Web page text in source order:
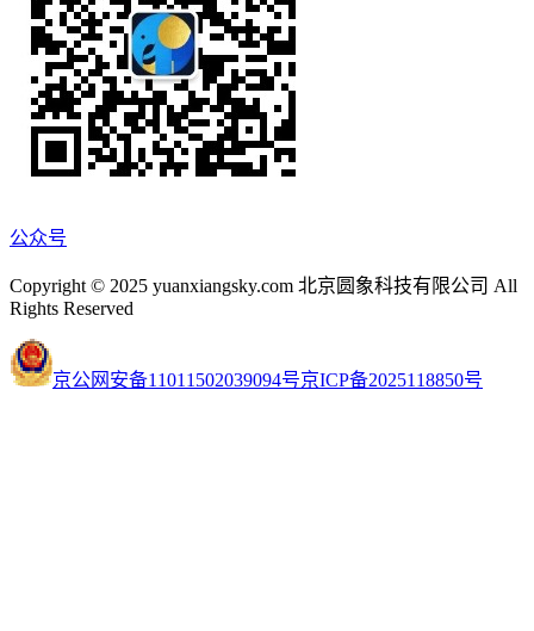
公众号
Copyright © 2025 yuanxiangsky.com 北京圆象科技有限公司 All
Rights Reserved
京公网安备11011502039094号京ICP备2025118850号